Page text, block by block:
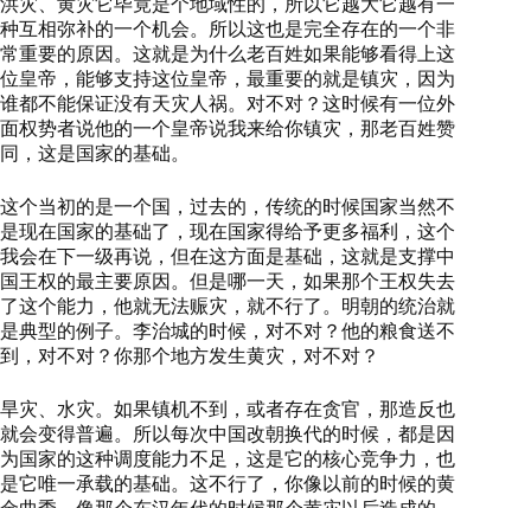
种互相弥补的一个机会。所以这也是完全存在的一个非
常重要的原因。这就是为什么老百姓如果能够看得上这
位皇帝，能够支持这位皇帝，最重要的就是镇灾，因为
谁都不能保证没有天灾人祸。对不对？这时候有一位外
面权势者说他的一个皇帝说我来给你镇灾，那老百姓赞
同，这是国家的基础。
这个当初的是一个国，过去的，传统的时候国家当然不
是现在国家的基础了，现在国家得给予更多福利，这个
我会在下一级再说，但在这方面是基础，这就是支撑中
国王权的最主要原因。但是哪一天，如果那个王权失去
了这个能力，他就无法赈灾，就不行了。明朝的统治就
是典型的例子。李治城的时候，对不对？他的粮食送不
到，对不对？你那个地方发生黄灾，对不对？
旱灾、水灾。如果镇机不到，或者存在贪官，那造反也
就会变得普遍。所以每次中国改朝换代的时候，都是因
为国家的这种调度能力不足，这是它的核心竞争力，也
是它唯一承载的基础。这不行了，你像以前的时候的黄